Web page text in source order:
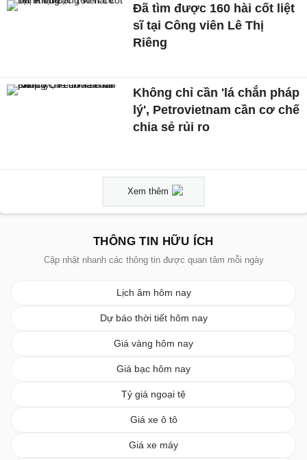
Đã tìm được 160 hài cốt liệt
sĩ tại Công viên Lê Thị
Riêng
Không chỉ cần 'lá chắn pháp
lý', Petrovietnam cần cơ chế
chia sẻ rủi ro
Xem thêm
THÔNG TIN HỮU ÍCH
Cập nhật nhanh các thông tin được quan tâm mỗi ngày
Lịch âm hôm nay
Dự báo thời tiết hôm nay
Giá vàng hôm nay
Giá bạc hôm nay
Tỷ giá ngoại tệ
Giá xe ô tô
Giá xe máy